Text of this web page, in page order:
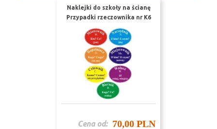
Naklejki do szkoły na ścianę
Przypadki rzeczownika nr K6
Cena od: 70,00 PLN